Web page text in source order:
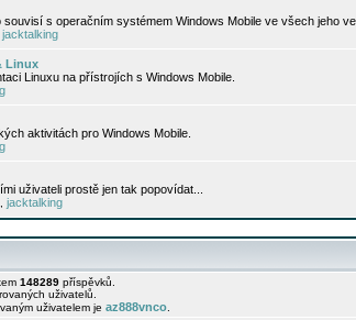
s operačním systémem Windows Mobile ve všech jeho
jacktalking
Linux
Linuxu na přístrojích s Windows Mobile.
aktivitách pro Windows Mobile.
uživateli prostě jen tak popovídat...
jacktalking
148289 příspěvků.
uživatelů.
uživatelem je az888vnco